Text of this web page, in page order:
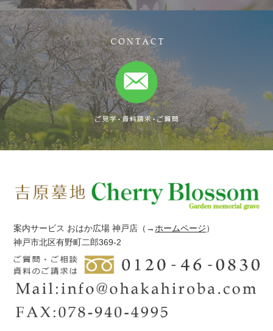
案内サービス おはか広場 神戸店 （→ ホームページ）
神戸市北区有野町二郎369-2